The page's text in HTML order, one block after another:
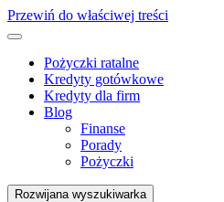
Przewiń do właściwej treści
Pożyczki ratalne
Kredyty gotówkowe
Kredyty dla firm
Blog
Finanse
Porady
Pożyczki
Rozwijana wyszukiwarka